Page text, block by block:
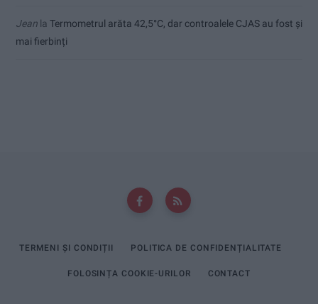
Jean la Termometrul arăta 42,5°C, dar controalele CJAS au fost și
mai fierbinți
TERMENI ȘI CONDIȚII POLITICA DE CONFIDENȚIALITATE
FOLOSINȚA COOKIE-URILOR CONTACT